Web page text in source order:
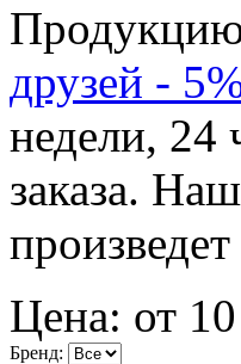
Продукцию
друзей -
недели, 24
заказа.
Цена: от 10
Бренд: